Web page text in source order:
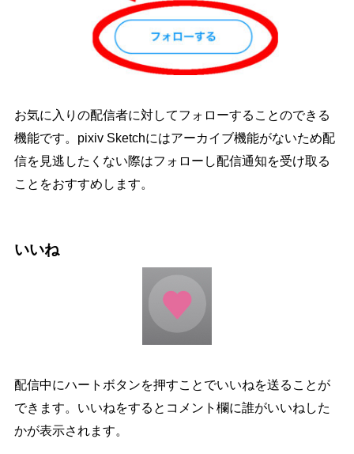
お気に入りの配信者に対してフォローすることのできる
機能です。pixiv Sketchにはアーカイブ機能がないため配
信を見逃したくない際はフォローし配信通知を受け取る
ことをおすすめします。
いいね
配信中にハートボタンを押すことでいいねを送ることが
できます。いいねをするとコメント欄に誰がいいねした
かが表示されます。